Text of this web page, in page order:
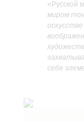
«Русской
миром
себе